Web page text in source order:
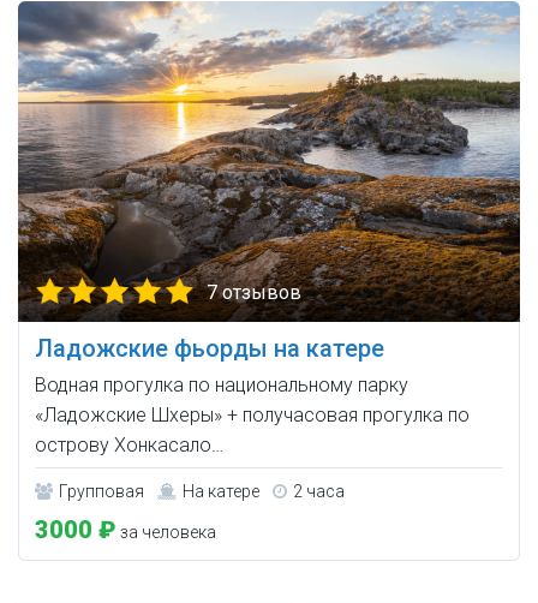
7 отзывов
Ладожские фьорды на катере
Водная прогулка по национальному парку
«Ладожские Шхеры» + получасовая прогулка по
острову Хонкасало…
Групповая На катере 2 часа
3000 ₽ за человека